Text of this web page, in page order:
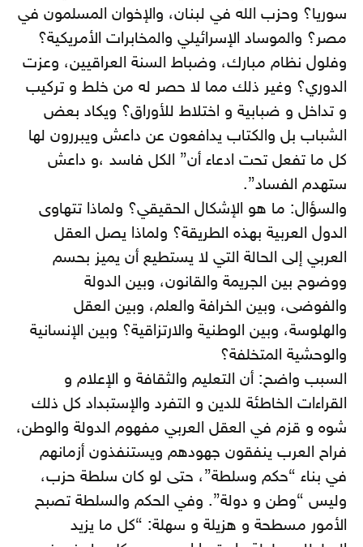
سوريا؟ وحزب الله في لبنان، والإخوان المسلمون في
مصر؟ والموساد الإسرائيلي والمخابرات الأمريكية؟
وفلول نظام مبارك، وضباط السنة العراقيين، وعزت
الدوري؟ وغير ذلك مما لا حصر له من خلط و تركيب
و تداخل و ضبابية و اختلاط للأوراق؟ ويكاد بعض
الشباب بل والكتاب يدافعون عن داعش ويبررون لها
كل ما تفعل تحت ادعاء أن” الكل فاسد ،و داعش
ستهدم الفساد”.
والسؤال: ما هو الإشكال الحقيقي؟ ولماذا تتهاوى
الدول العربية بهذه الطريقة؟ ولماذا يصل العقل
العربي إلى الحالة التي لا يستطيع أن يميز بحسم
ووضوح بين الجريمة والقانون، وبين الدولة
والفوضى، وبين الخرافة والعلم، وبين العقل
والهلوسة، وبين الوطنية والارتزاقية؟ وبين الإنسانية
والوحشية المتخلفة؟
السبب واضح: أن التعليم والثقافة و الإعلام و
القراءات الخاطئة للدين و التفرد والإستبداد كل ذلك
شوه و قزم في العقل العربي مفهوم الدولة والوطن،
فراح العرب ينفقون جهودهم ويستنفذون أزمانهم
في بناء “حكم وسلطة”، حتى لو كان سلطة حزب،
وليس “وطن و دولة”. وفي الحكم والسلطة تصبح
الأمور مسطحة و هزيلة و سهلة: “كل ما يزيد